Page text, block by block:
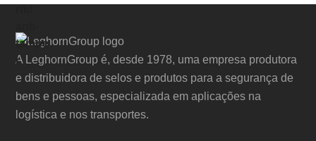
A LeghornGroup é, desde 1978, uma empresa produtora
e distribuidora de selos e produtos para a segurança de
bens e pessoas, especializada em aplicações na
logística e nos transportes.